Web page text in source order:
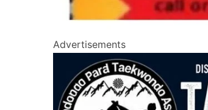
Advertisements